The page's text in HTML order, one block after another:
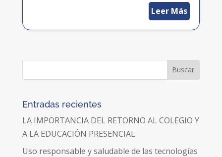
Leer Más
Entradas recientes
LA IMPORTANCIA DEL RETORNO AL COLEGIO Y
A LA EDUCACIÓN PRESENCIAL
Uso responsable y saludable de las tecnologías